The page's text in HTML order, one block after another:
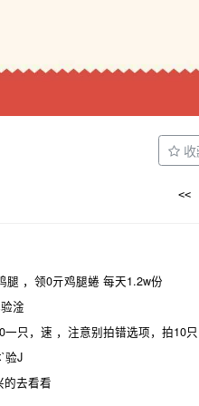
<<
腿 ，领0亓鸡腿蜷 每天1.2w份
淦
一只，速 ，注意别拍错选项，拍10只
验J
的去看看